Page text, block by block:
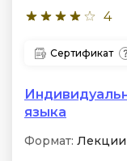
4
Сертификат
языка
Формат: Лекции